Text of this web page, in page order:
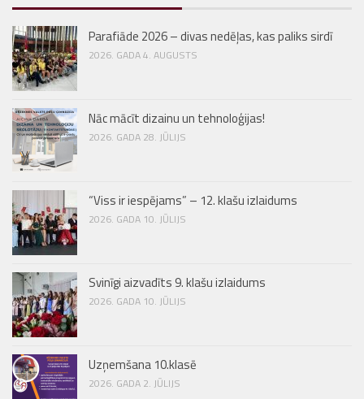
Parafiāde 2026 – divas nedēļas, kas paliks sirdī
2026. GADA 4. AUGUSTS
Nāc mācīt dizainu un tehnoloģijas!
2026. GADA 28. JŪLIJS
“Viss ir iespējams” – 12. klašu izlaidums
2026. GADA 10. JŪLIJS
Svinīgi aizvadīts 9. klašu izlaidums
2026. GADA 10. JŪLIJS
Uzņemšana 10.klasē
2026. GADA 2. JŪLIJS